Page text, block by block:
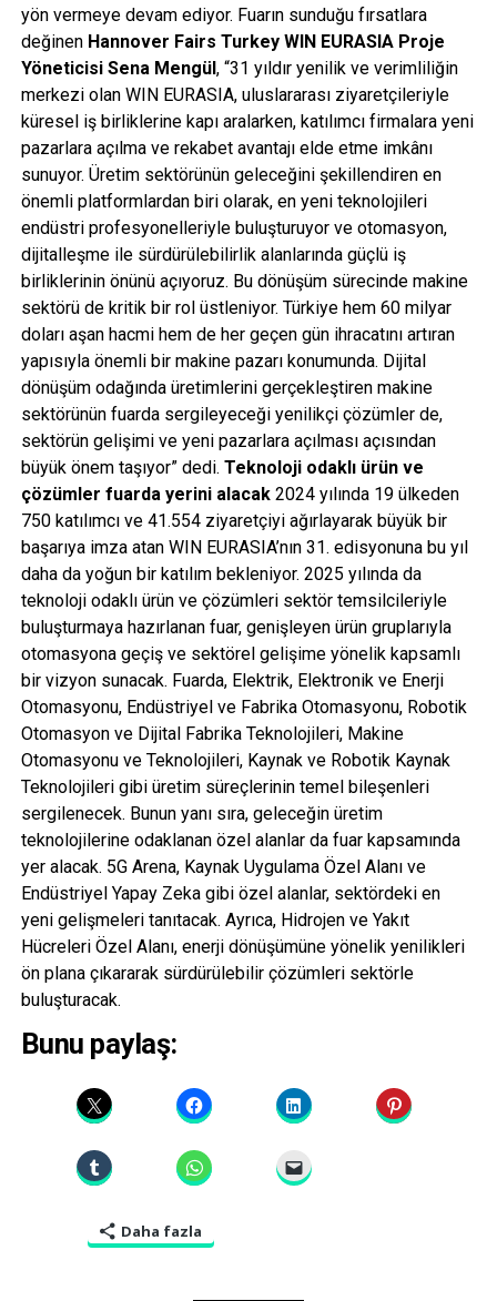
yön vermeye devam ediyor. Fuarın sunduğu fırsatlara
değinen Hannover Fairs Turkey WIN EURASIA Proje
Yöneticisi Sena Mengül, “31 yıldır yenilik ve verimliliğin
merkezi olan WIN EURASIA, uluslararası ziyaretçileriyle
küresel iş birliklerine kapı aralarken, katılımcı firmalara yeni
pazarlara açılma ve rekabet avantajı elde etme imkânı
sunuyor. Üretim sektörünün geleceğini şekillendiren en
önemli platformlardan biri olarak, en yeni teknolojileri
endüstri profesyonelleriyle buluşturuyor ve otomasyon,
dijitalleşme ile sürdürülebilirlik alanlarında güçlü iş
birliklerinin önünü açıyoruz. Bu dönüşüm sürecinde makine
sektörü de kritik bir rol üstleniyor. Türkiye hem 60 milyar
doları aşan hacmi hem de her geçen gün ihracatını artıran
yapısıyla önemli bir makine pazarı konumunda. Dijital
dönüşüm odağında üretimlerini gerçekleştiren makine
sektörünün fuarda sergileyeceği yenilikçi çözümler de,
sektörün gelişimi ve yeni pazarlara açılması açısından
büyük önem taşıyor” dedi. Teknoloji odaklı ürün ve
çözümler fuarda yerini alacak2024 yılında 19 ülkeden
750 katılımcı ve 41.554 ziyaretçiyi ağırlayarak büyük bir
başarıya imza atan WIN EURASIA’nın 31. edisyonuna bu yıl
daha da yoğun bir katılım bekleniyor. 2025 yılında da
teknoloji odaklı ürün ve çözümleri sektör temsilcileriyle
buluşturmaya hazırlanan fuar, genişleyen ürün gruplarıyla
otomasyona geçiş ve sektörel gelişime yönelik kapsamlı
bir vizyon sunacak. Fuarda, Elektrik, Elektronik ve Enerji
Otomasyonu, Endüstriyel ve Fabrika Otomasyonu, Robotik
Otomasyon ve Dijital Fabrika Teknolojileri, Makine
Otomasyonu ve Teknolojileri, Kaynak ve Robotik Kaynak
Teknolojileri gibi üretim süreçlerinin temel bileşenleri
sergilenecek. Bunun yanı sıra, geleceğin üretim
teknolojilerine odaklanan özel alanlar da fuar kapsamında
yer alacak. 5G Arena, Kaynak Uygulama Özel Alanı ve
Endüstriyel Yapay Zeka gibi özel alanlar, sektördeki en
yeni gelişmeleri tanıtacak. Ayrıca, Hidrojen ve Yakıt
Hücreleri Özel Alanı, enerji dönüşümüne yönelik yenilikleri
ön plana çıkararak sürdürülebilir çözümleri sektörle
buluşturacak.
Bunu paylaş:
Daha fazla